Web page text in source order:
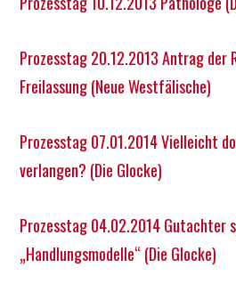
Prozesstag 20.12.2013 Antrag der
Freilassung (Neue Westfälische)
Prozesstag 07.01.2014 Vielleicht
verlangen? (Die Glocke)
Prozesstag 04.02.2014 Gutachter
„Handlungsmodelle“ (Die Glocke)